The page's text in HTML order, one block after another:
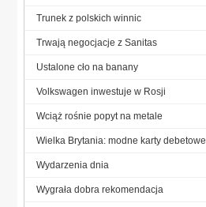
Trunek z polskich winnic
Trwają negocjacje z Sanitas
Ustalone cło na banany
Volkswagen inwestuje w Rosji
Wciąż rośnie popyt na metale
Wielka Brytania: modne karty debetowe
Wydarzenia dnia
Wygrała dobra rekomendacja